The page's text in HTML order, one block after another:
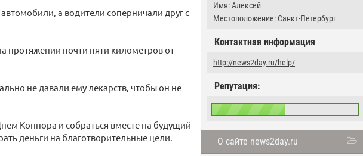
Имя: Алексей
Местоположение: Санкт-Петербург
Контактная информация
http://news2day.ru/help/
Репутация:
О сайте news2day.ru
а водители соперничали друг с
протяжении почти пяти километров от
не давали ему лекарств, чтобы он не
Коннора и собраться вместе на будущий
деньги на благотворительные цели.